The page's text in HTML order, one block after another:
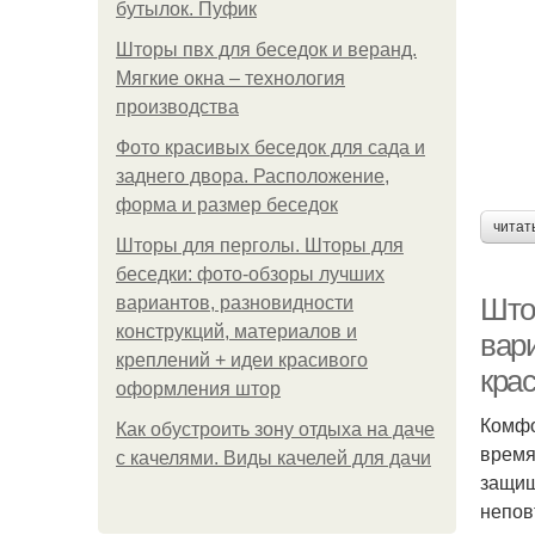
бутылок. Пуфик
Шторы пвх для беседок и веранд.
Мягкие окна – технология
производства
Фото красивых беседок для сада и
заднего двора. Расположение,
форма и размер беседок
Шторы для перголы. Шторы для
беседки: фото-обзоры лучших
вариантов, разновидности
конструкций, материалов и
креплений + идеи красивого
оформления штор
Как обустроить зону отдыха на даче
с качелями. Виды качелей для дачи